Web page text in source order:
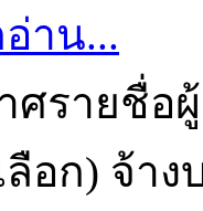
าน...
ศรายชื่อ
อก) จ้า